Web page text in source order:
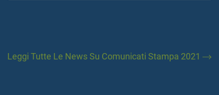
Leggi Tutte Le News Su Comunicati Stampa 2021